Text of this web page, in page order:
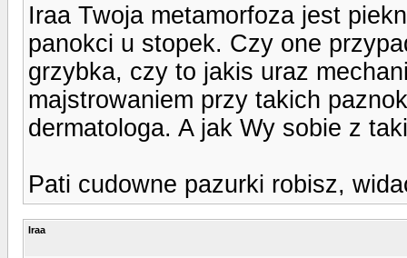
Iraa Twoja metamorfoza jest
panokci u stopek. Czy one
grzybka, czy to jakis uraz
majstrowaniem przy takich
dermatologa. A jak Wy sobie z
Pati cudowne pazurki robisz,
Iraa